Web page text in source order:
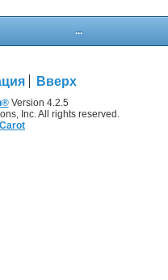
...
Вверх
Version 4.2.5
Inc. All rights reserved.